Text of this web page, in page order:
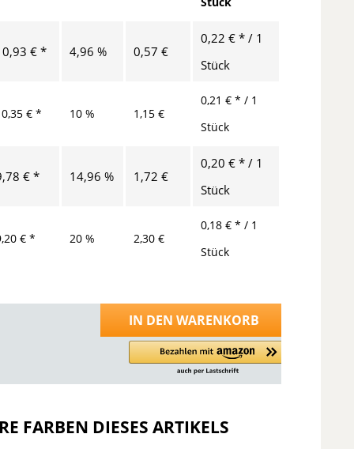
€ * 4,96 % 0,57 €
0,22 € * / 1
Stück
€ * 10 % 1,15 €
0,21 € * / 1
Stück
€ * 14,96 % 1,72 €
0,20 € * / 1
Stück
€ * 20 % 2,30 €
0,18 € * / 1
Stück
IN DEN WARENKORB
FARBEN DIESES ARTIKELS